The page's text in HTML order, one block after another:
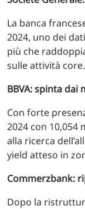
La banca
2024, uno dei
più che
sulle attività core.
BBVA: spinta
Con forte
2024 con 10,054
alla ricerca
yield atteso in
Commerzbank:
Dopo la